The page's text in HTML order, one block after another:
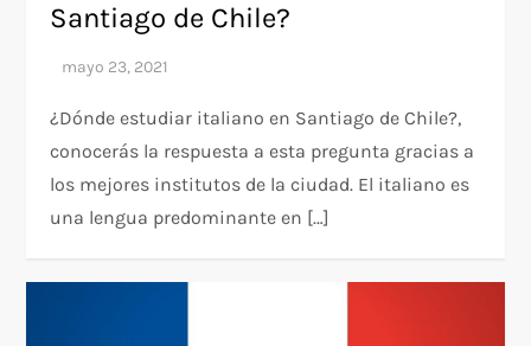
Santiago de Chile?
¿Dónde estudiar italiano en Santiago de Chile?,
conocerás la respuesta a esta pregunta gracias a
los mejores institutos de la ciudad. El italiano es
una lengua predominante en […]